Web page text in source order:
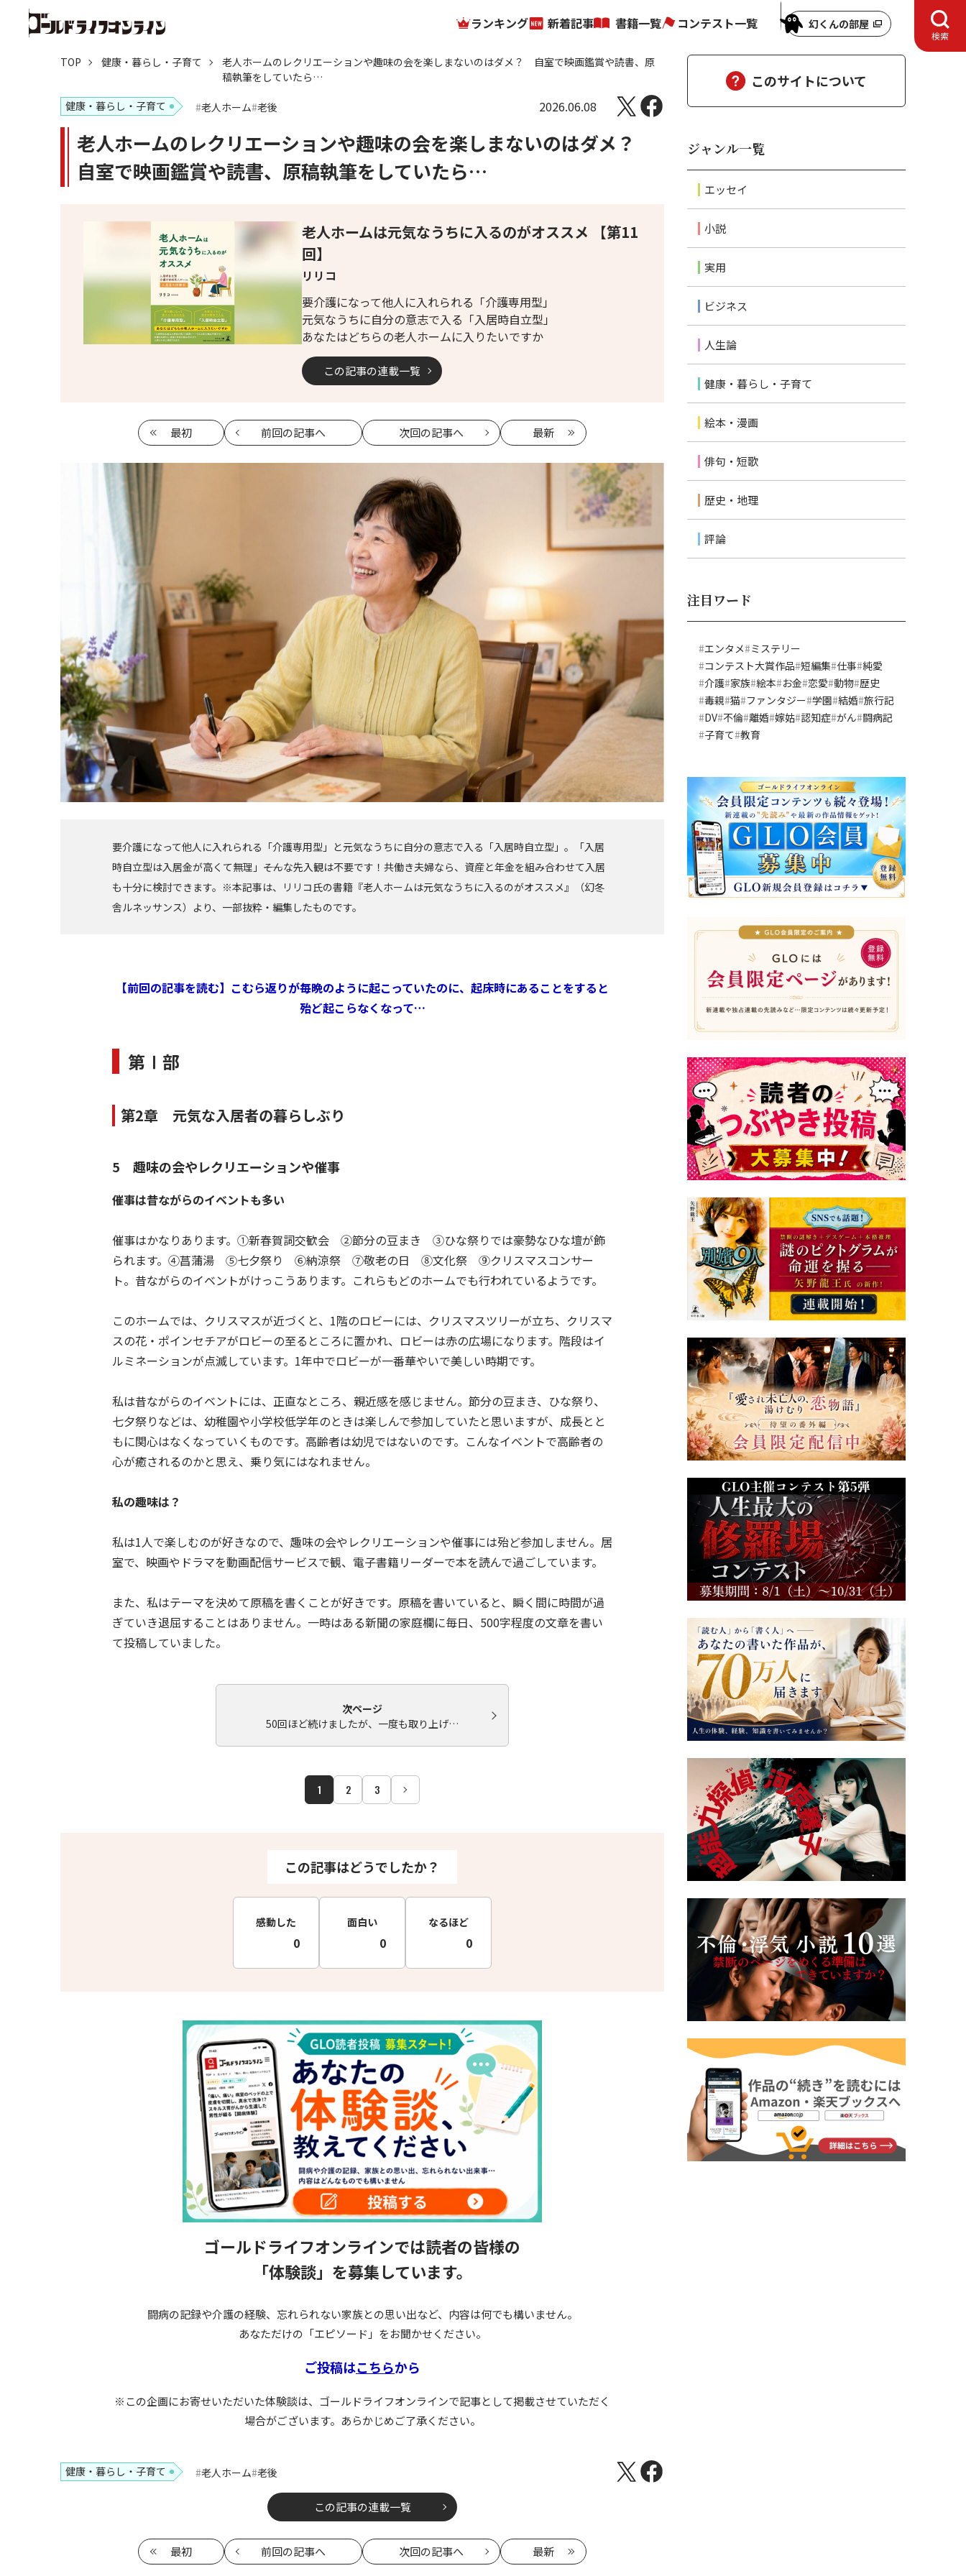
ランキング 新着記事 書籍一覧 コンテスト一覧 幻くんの部屋
検索
TOP 健康・暮らし・子育て
老人ホームのレクリエーションや趣味の会を楽しまないのはダメ？ 自室で映画鑑賞や読書、原
稿執筆をしていたら…
健康・暮らし・子育て
老人ホーム 老後 2026.06.08
老人ホームのレクリエーションや趣味の会を楽しまないのはダメ？
自室で映画鑑賞や読書、原稿執筆をしていたら…
老人ホームは元気なうちに入るのがオススメ 【第11
回】
リリコ
要介護になって他人に入れられる「介護専用型」
元気なうちに自分の意志で入る「入居時自立型」
あなたはどちらの老人ホームに入りたいですか
この記事の連載一覧
最初 前回の記事へ 次回の記事へ 最新
要介護になって他人に入れられる「介護専用型」と元気なうちに自分の意志で入る「入居時自立型」。「入居
時自立型は入居金が高くて無理」――そんな先入観は不要です！共働き夫婦なら、資産と年金を組み合わせて入居
も十分に検討できます。※本記事は、リリコ氏の書籍『老人ホームは元気なうちに入るのがオススメ』（幻冬
舎ルネッサンス）より、一部抜粋・編集したものです。
【前回の記事を読む】こむら返りが毎晩のように起こっていたのに、起床時にあることをすると
殆ど起こらなくなって…
第Ⅰ部
第2章 元気な入居者の暮らしぶり
5 趣味の会やレクリエーションや催事
催事は昔ながらのイベントも多い
催事はかなりあります。①新春賀詞交歓会 ②節分の豆まき ③ひな祭りでは豪勢なひな壇が飾
られます。④菖蒲湯 ⑤七夕祭り ⑥納涼祭 ⑦敬老の日 ⑧文化祭 ⑨クリスマスコンサー
ト。昔ながらのイベントがけっこうあります。これらもどのホームでも行われているようです。
このホームでは、クリスマスが近づくと、1階のロビーには、クリスマスツリーが立ち、クリスマ
スの花・ポインセチアがロビーの至るところに置かれ、ロビーは赤の広場になります。階段はイ
ルミネーションが点滅しています。1年中でロビーが一番華やいで美しい時期です。
私は昔ながらのイベントには、正直なところ、親近感を感じません。節分の豆まき、ひな祭り、
七夕祭りなどは、幼稚園や小学校低学年のときは楽しんで参加していたと思いますが、成長とと
もに関心はなくなっていくものです。高齢者は幼児ではないのです。こんなイベントで高齢者の
心が癒されるのかと思え、乗り気にはなれません。
私の趣味は？
私は1人で楽しむのが好きなので、趣味の会やレクリエーションや催事には殆ど参加しません。居
室で、映画やドラマを動画配信サービスで観、電子書籍リーダーで本を読んで過ごしています。
また、私はテーマを決めて原稿を書くことが好きです。原稿を書いていると、瞬く間に時間が過
ぎていき退屈することはありません。一時はある新聞の家庭欄に毎日、500字程度の文章を書い
て投稿していました。
次ページ
50回ほど続けましたが、一度も取り上げ…
1 2 3
この記事はどうでしたか？
感動した
0
面白い
0
なるほど
0
ゴールドライフオンラインでは読者の皆様の
「体験談」を募集しています。
闘病の記録や介護の経験、忘れられない家族との思い出など、内容は何でも構いません。
あなただけの「エピソード」をお聞かせください。
ご投稿はこちらから
※この企画にお寄せいただいた体験談は、ゴールドライフオンラインで記事として掲載させていただく
場合がございます。あらかじめご了承ください。
健康・暮らし・子育て 老人ホーム 老後
この記事の連載一覧
最初 前回の記事へ 次回の記事へ 最新
このサイトについて
ジャンル一覧
エッセイ
小説
実用
ビジネス
人生論
健康・暮らし・子育て
絵本・漫画
俳句・短歌
歴史・地理
評論
注目ワード
エンタメ ミステリー
コンテスト大賞作品 短編集 仕事 純愛
介護 家族 絵本 お金 恋愛 動物 歴史
毒親 猫 ファンタジー 学園 結婚 旅行記
DV 不倫 離婚 嫁姑 認知症 がん 闘病記
子育て 教育